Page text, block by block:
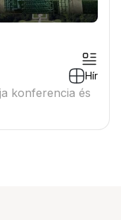
Hír
konferencia és